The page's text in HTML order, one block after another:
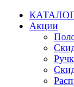
Перейти
содержимому
Акции